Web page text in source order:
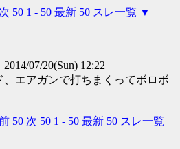
次 50 1 - 50 最新 50 スレ一覧 ▼
07/20(Sun) 12:22
エアガンで打ちまくってボロボ
50 次 50 1 - 50 最新 50 スレ一覧